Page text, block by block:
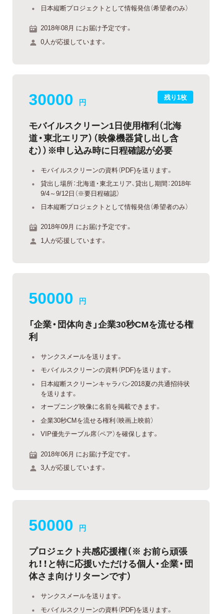
日本縦断プロジェクトとして情報発信（希望者のみ）
2018年08月 にお届け予定です。
0人が応援しています。
残り1枚
30000 円
モバイルスクリーン1日使用権利（北海
道・東北エリア）（映像機器貸し出し含
む））※申し込み時に日程確認が必要
モバイルスクリーンの資料（PDF)を送ります。
貸出し場所：北海道・東北エリア、貸出し期間：2018年
9/4～9/12日（※要日程確認）
日本縦断プロジェクトとして情報発信（希望者のみ）
2018年09月 にお届け予定です。
1人が応援しています。
50000 円
「企業・団体向き」企業30秒CMを流せる権
利
サンクスメールを送ります。
モバイルスクリーンの資料（PDF)を送ります。
日本縦断スクリーンキャラバン2018夏の共通招待状
を送ります。
オープニング映像に名前を掲載できます。
企業30秒CMを流せる権利（映画上映前）
VIP優先テーブル席（ペア）を確保します。
2018年06月 にお届け予定です。
3人が応援しています。
50000 円
プロジェクト共感応援権（※ お前ら頑張
れ！！と特に応援いただける個人・企業・団
体さま向けリターンです）
サンクスメールを送ります。
モバイルスクリーンの資料（PDF)を送ります。